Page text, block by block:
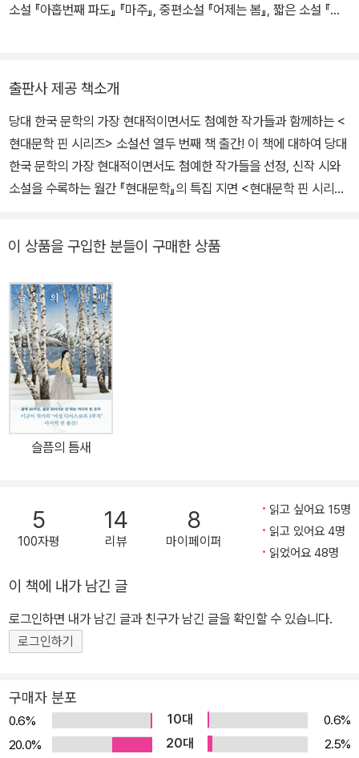
소설 『아홉번째 파도』 『마주』, 중편소설 『어제는 봄』, 짧은 소설 『별
출판사 제공 책소개
당대 한국 문학의 가장 현대적이면서도 첨예한 작가들과 함께하는 <
현대문학 핀 시리즈> 소설선 열두 번째 책 출간! 이 책에 대하여 당대
한국 문학의 가장 현대적이면서도 첨예한 작가들을 선정, 신작 시와
소설을 수록하는 월간 『현대문학』의 특집 지면 <현대문학 핀 시리즈
가 내놓은 이번 작품은 2018년 6월호 『현대문학』에 발표한 소설을
는 ‘나’ 정수진은 등단작이 곧 마지막 발표작인 등단 10년차 유령 작
가이다. 꾸준히 소설을 쓰고는 있지만 소설가로서의 존재 가치를 가
족들에게조차 인정받지 못하고 있는 나는 마지막이란 심정으로 10년
째 쓰고 있는 장편을 탈고하겠다 마음먹는다. 그리고 그 소설의 취재
를 위해 경진서署 이선우 경사를 만나게 된다. 나는 이선우의 도움으
로 오래전 양주에서 일어났던 살인사건을 배경으로 한 소설 집필에
속도를 낸다. 등단 후부터 계속해서 나를 조급하게 만들었던 이야기,
잃어버려진 내 안의 숨겨져 있는 비밀이 담긴 소설. 나는 대학 진학과
님과 같이 지내게 된다. 그 한 달 동안 나는 부모님의 불화를 알게 되
고, 엄마의 부정不貞을 알게 된다. 그리고 갑작스런 아빠와, 엄마의
부정을 내게 알린 엄마 지인의 죽음을 연이어 맞닥뜨리고, 그곳 양주
이 아빠의 죽음과 가족의 해체를 가져왔다고 믿었다. 그 믿음은 자책
과 분노, 결핍으로 나를 옥죄었고, 그 감정은 현재의 가족에게까지 전
이되어 남편과 딸 소은이가 있는 지금의 가정 안에서도 나를 결핍의
를 꼬박 ‘작가님’이라고 부른다. 소설 집필을 위해 만났으니 당연한 것
이었지만 사실 나에게 작가로서의 삶은 죽은 삶이었다. 나는 나를 작
가로 인정해준 이선우를 통해 새로운 삶의 희망을 갖게 되고, 처음으
이 상품을 구입한 분들이 구매한 상품
슬픔의 틈새
5
100자평
14
리뷰
8
마이페이퍼
읽고 싶어요 15명
읽고 있어요 4명
읽었어요 48명
이 책에 내가 남긴 글
로그인하면 내가 남긴 글과 친구가 남긴 글을 확인할 수 있습니다.
로그인하기
구매자 분포
0.6% 10대
0.6%
20.0%
20대
2.5%